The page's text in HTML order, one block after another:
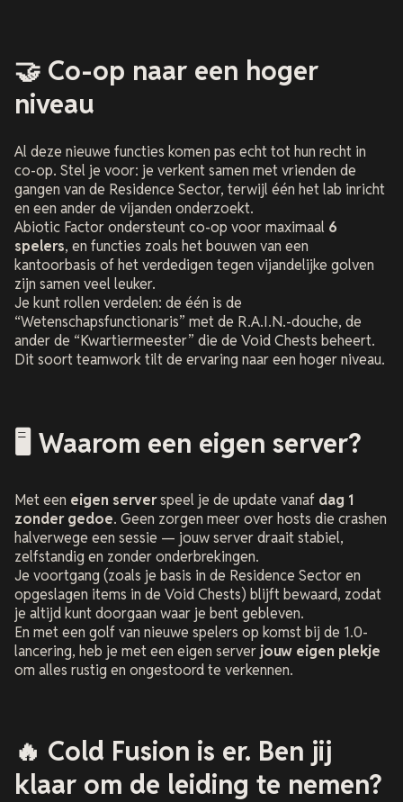
🤝 Co-op naar een hoger
niveau
Al deze nieuwe functies komen pas echt tot hun recht in
co-op. Stel je voor: je verkent samen met vrienden de
gangen van de Residence Sector, terwijl één het lab inricht
en een ander de vijanden onderzoekt.
Abiotic Factorondersteunt co-op voor maximaal 6
spelers, en functies zoals het bouwen van een
kantoorbasis of het verdedigen tegen vijandelijke golven
zijn samen veel leuker.
Je kunt rollen verdelen: de één is de
“Wetenschapsfunctionaris” met de R.A.I.N.-douche, de
ander de “Kwartiermeester” die de Void Chests beheert.
Dit soort teamwork tilt de ervaring naar een hoger niveau.
🖥️ Waarom een eigen server?
Met een eigen serverspeel je de update vanaf dag 1
zonder gedoe. Geen zorgen meer over hosts die crashen
halverwege een sessie — jouw server draait stabiel,
zelfstandig en zonder onderbrekingen.
Je voortgang (zoals je basis in de Residence Sector en
opgeslagen items in de Void Chests) blijft bewaard, zodat
je altijd kunt doorgaan waar je bent gebleven.
En met een golf van nieuwe spelers op komst bij de 1.0-
lancering, heb je met een eigen server jouw eigen plekje
om alles rustig en ongestoord te verkennen.
🔥 Cold Fusion is er. Ben jij
klaar om de leiding te nemen?